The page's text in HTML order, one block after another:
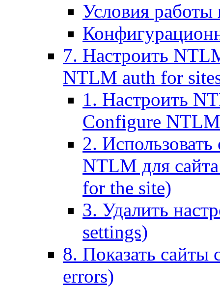
Условия работы
7. Настроить
NTLM auth for
1. Настроить
Configure
2.
NTLM для
for the site)
3. Удалить
settings)
8. Показать
errors)